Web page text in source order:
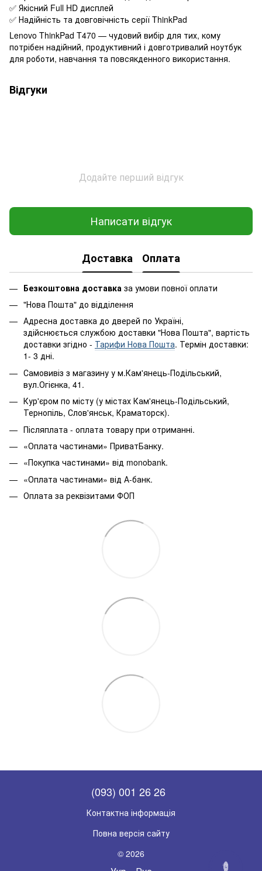
✅ Якісний Full HD дисплей
✅ Надійність та довговічність серії ThinkPad
Lenovo ThinkPad T470 — чудовий вибір для тих, кому
потрібен надійний, продуктивний і довготривалий ноутбук
для роботи, навчання та повсякденного використання.
Відгуки
Додайте перший відгук
Написати відгук
Доставка Оплата
Безкоштовна доставка за умови повної оплати
"Нова Пошта" до відділення
Адресна доставка до дверей по Україні,
здійснюється службою доставки "Нова Пошта", вартість
доставки згідно - Тарифи Нова Пошта. Термін доставки:
1- 3 дні.
Самовивіз з магазину у м.Кам'янець-Подільський,
вул.Огієнка, 41.
Кур'єром по місту (у містах Кам'янець-Подільський,
Тернопіль, Слов'янськ, Краматорск).
Післяплата - оплата товару при отриманні.
«Оплата частинами» ПриватБанку.
«Покупка частинами» від monobank.
«Оплата частинами» від А-банк.
Оплата за реквізитами ФОП
(093) 001 26 26
Контактна інформація
Повна версія сайту
© 2026
НАМ